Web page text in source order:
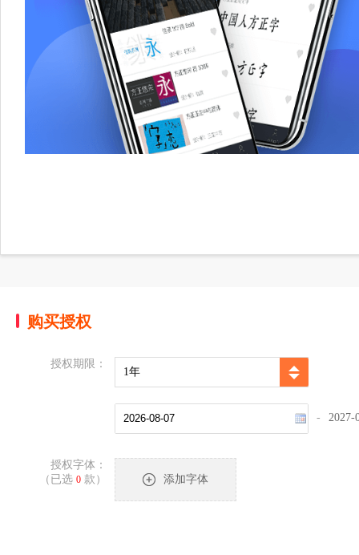
购买授权
授权期限：
1年
- 2027-
授权字体：
（已选 0 款） 添加字体